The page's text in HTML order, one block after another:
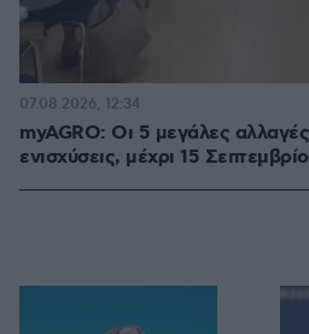
myAGRO: Οι 5 μεγάλες αλλαγές
ενισχύσεις, μέχρι 15
07.08.2026, 12:34